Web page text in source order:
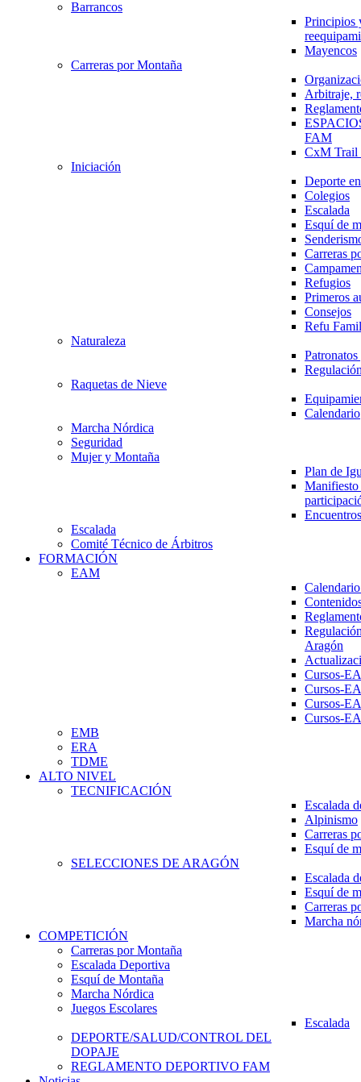
Barrancos
Principios
Mayencos
Carreras por Montaña
Arbitraje,
FAM
CxM
Iniciación
Deporte
Colegios
Escalada
Esquí de
Carreras
Refugios
Primeros
Consejos
Refu
Naturaleza
Raquetas de Nieve
Calendario
Marcha Nórdica
Seguridad
Mujer y Montaña
Plan de
Escalada
Comité Técnico de Árbitros
FORMACIÓN
EAM
Aragón
Cursos-
Cursos-
Cursos-
Cursos-
EMB
ERA
TDME
ALTO NIVEL
TECNIFICACIÓN
Escalada
Alpinismo
Carreras
Esquí de
SELECCIONES DE ARAGÓN
Escalada
Esquí de
Carreras
Marcha
COMPETICIÓN
Carreras por Montaña
Escalada Deportiva
Esquí de Montaña
Marcha Nórdica
Juegos Escolares
Escalada
DEPORTE/SALUD/CONTROL DEL
DOPAJE
REGLAMENTO DEPORTIVO FAM